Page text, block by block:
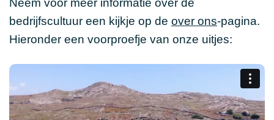
Neem voor meer informatie over de
bedrijfscultuur een kijkje op de over ons-pagina.
Hieronder een voorproefje van onze uitjes: